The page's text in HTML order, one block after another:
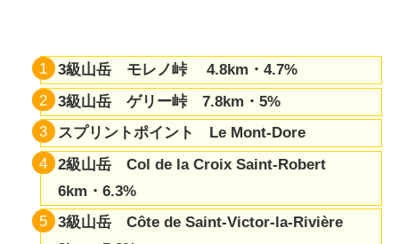
3級山岳 モレノ峠
4.8km・4.7%
3級山岳ゲリー峠7.8km・5%
スプリントポイント Le Mont-Dore
2級山岳 Col de la Croix Saint-Robert
6km・6.3%
3級山岳 Côte de Saint-Victor-la-Rivière